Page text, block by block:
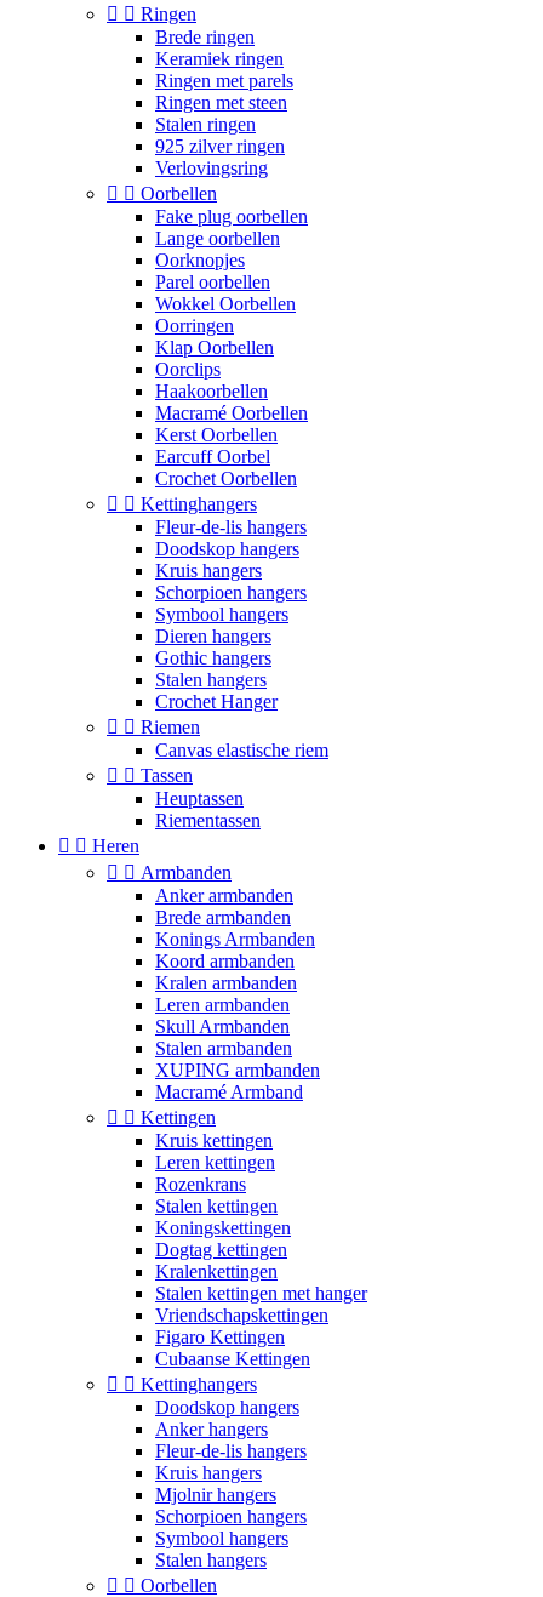
  Ringen
Brede ringen
Keramiek ringen
Ringen met parels
Ringen met steen
Stalen ringen
925 zilver ringen
Verlovingsring
  Oorbellen
Fake plug oorbellen
Lange oorbellen
Oorknopjes
Parel oorbellen
Wokkel Oorbellen
Oorringen
Klap Oorbellen
Oorclips
Haakoorbellen
Macramé Oorbellen
Kerst Oorbellen
Earcuff Oorbel
Crochet Oorbellen
  Kettinghangers
Fleur-de-lis hangers
Doodskop hangers
Kruis hangers
Schorpioen hangers
Symbool hangers
Dieren hangers
Gothic hangers
Stalen hangers
Crochet Hanger
  Riemen
Canvas elastische riem
  Tassen
Heuptassen
Riementassen
  Heren
  Armbanden
Anker armbanden
Brede armbanden
Konings Armbanden
Koord armbanden
Kralen armbanden
Leren armbanden
Skull Armbanden
Stalen armbanden
XUPING armbanden
Macramé Armband
  Kettingen
Kruis kettingen
Leren kettingen
Rozenkrans
Stalen kettingen
Koningskettingen
Dogtag kettingen
Kralenkettingen
Stalen kettingen met hanger
Vriendschapskettingen
Figaro Kettingen
Cubaanse Kettingen
  Kettinghangers
Doodskop hangers
Anker hangers
Fleur-de-lis hangers
Kruis hangers
Mjolnir hangers
Schorpioen hangers
Symbool hangers
Stalen hangers
  Oorbellen